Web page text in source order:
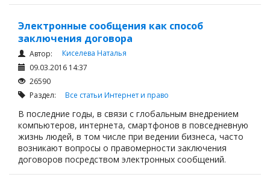
Электронные сообщения как способ
заключения договора
Автор:
Киселева Наталья
09.03.2016 14:37
26590
Раздел: Все статьи Интернет и право
В последние годы, в связи с глобальным внедрением
компьютеров, интернета, смартфонов в повседневную
жизнь людей, в том числе при ведении бизнеса, часто
возникают вопросы о правомерности заключения
договоров посредством электронных сообщений.